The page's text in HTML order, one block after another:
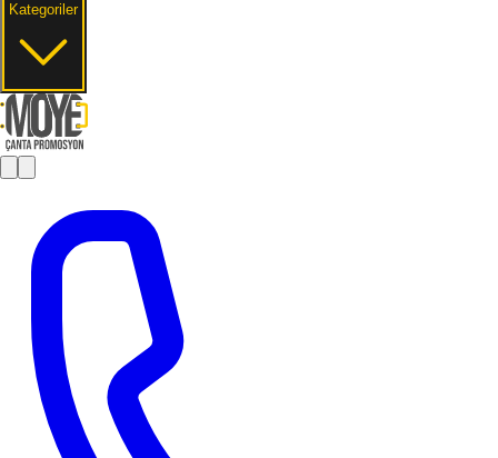
Kategoriler